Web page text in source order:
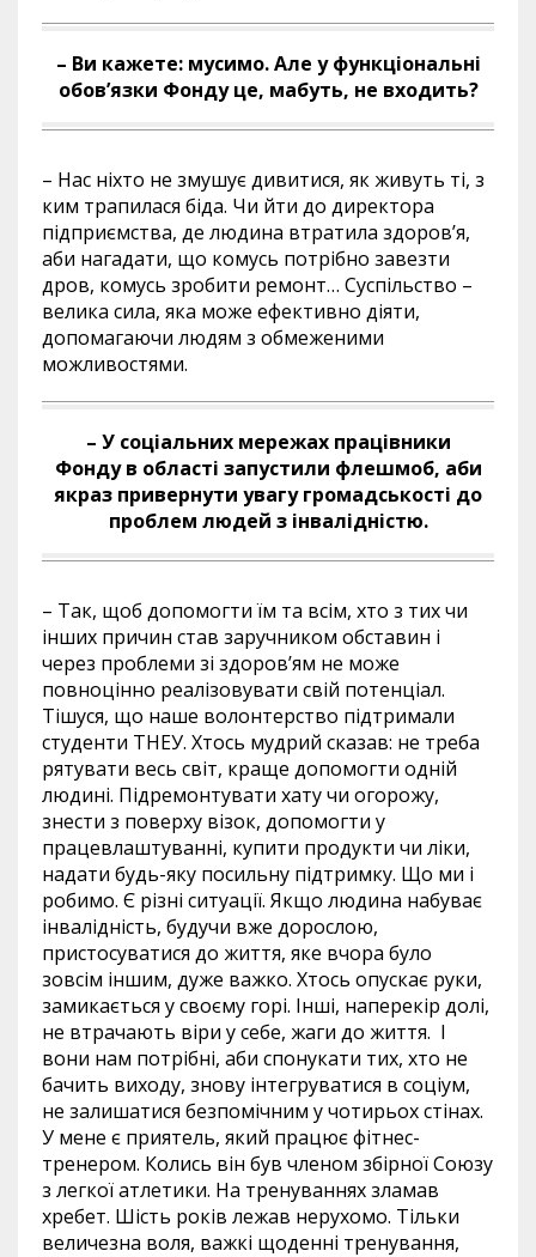
– Ви кажете: мусимо. Але у функціональні
обов’язки Фонду це, мабуть, не входить?
– Нас ніхто не змушує дивитися, як живуть ті, з
ким трапилася біда. Чи йти до директора
підприємства, де людина втратила здоров’я,
аби нагадати, що комусь потрібно завезти
дров, комусь зробити ремонт… Суспільство –
велика сила, яка може ефективно діяти,
допомагаючи людям з обмеженими
можливостями.
– У соціальних мережах працівники
Фонду в області запустили флешмоб, аби
якраз привернути увагу громадськості до
проблем людей з інвалідністю.
– Так, щоб допомогти їм та всім, хто з тих чи
інших причин став заручником обставин і
через проблеми зі здоров’ям не може
повноцінно реалізовувати свій потенціал.
Тішуся, що наше волонтерство підтримали
студенти ТНЕУ. Хтось мудрий сказав: не треба
рятувати весь світ, краще допомогти одній
людині. Підремонтувати хату чи огорожу,
знести з поверху візок, допомогти у
працевлаштуванні, купити продукти чи ліки,
надати будь-яку посильну підтримку. Що ми і
робимо. Є різні ситуації. Якщо людина набуває
інвалідність, будучи вже дорослою,
пристосуватися до життя, яке вчора було
зовсім іншим, дуже важко. Хтось опускає руки,
замикається у своєму горі. Інші, наперекір долі,
не втрачають віри у себе, жаги до життя. І
вони нам потрібні, аби спонукати тих, хто не
бачить виходу, знову інтегруватися в соціум,
не залишатися безпомічним у чотирьох стінах.
У мене є приятель, який працює фітнес-
тренером. Колись він був членом збірної Союзу
з легкої атлетики. На тренуваннях зламав
хребет. Шість років лежав нерухомо. Тільки
величезна воля, важкі щоденні тренування,